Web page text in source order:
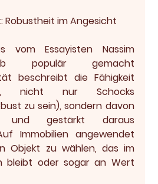
Robustheit im Angesicht
vom Essayisten Nassim
populär gemacht
beschreibt die Fähigkeit
nicht nur Schocks
zu sein), sondern davon
und gestärkt daraus
Immobilien angewendet
Objekt zu wählen, das im
bleibt oder sogar an Wert